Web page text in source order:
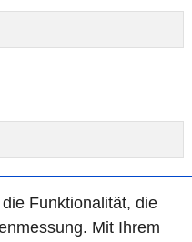
Funktio­na­lität, die
Mit Ihrem